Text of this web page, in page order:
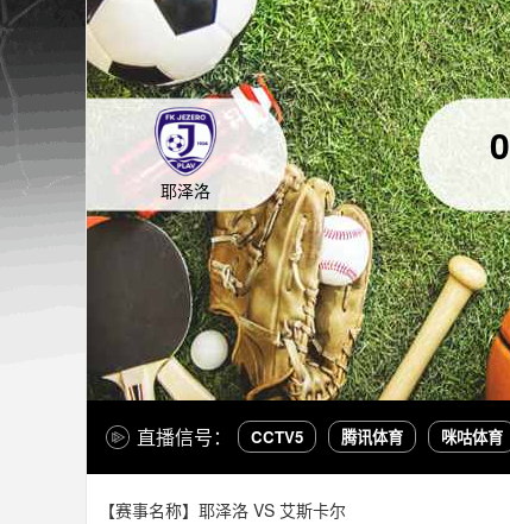
耶泽洛
0
直播信号： CCTV5 腾讯体育 咪咕体育
【赛事名称】耶泽洛 VS 艾斯卡尔